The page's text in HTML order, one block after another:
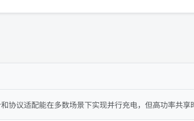
协议适配能在多数场景下实现并行充电，但高功率共